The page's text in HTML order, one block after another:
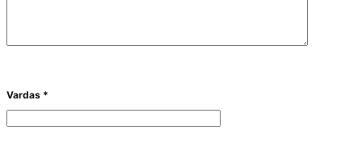
Vardas *